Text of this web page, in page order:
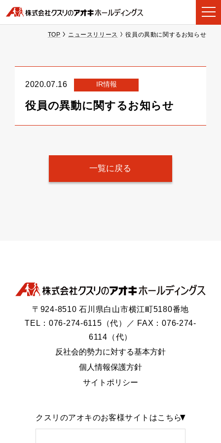
TOP ニュースリリース 役員の異動に関するお知らせ
2020.07.16 IR情報
役員の異動に関するお知らせ
一覧に戻る
〒924-8510 石川県白山市横江町5180番地
TEL：076-274-6115（代）／ FAX：076-274-
6114（代）
反社会的勢力に対する基本方針
個人情報保護方針
サイトポリシー
クスリのアオキのお客様サイトはこちら